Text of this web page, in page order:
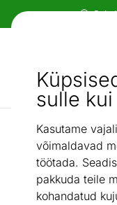
sulle
Kasutame
võimaldavad
töötada.
pakkuda teile
kohandatud
Mööbel ja
Otsi...
Ventilaator